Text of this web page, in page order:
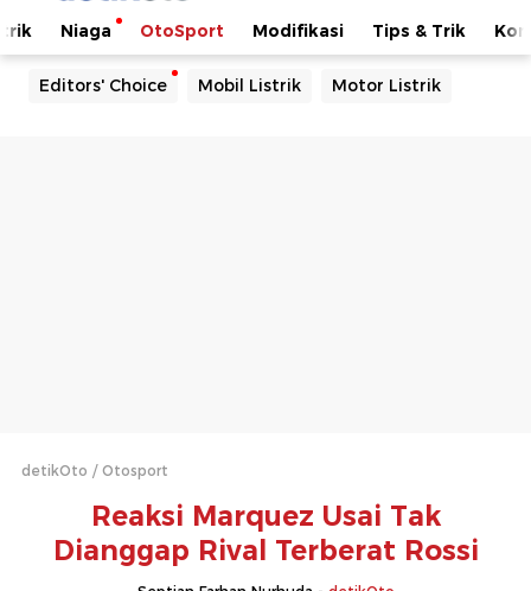
Niaga OtoSport Modifikasi Tips & Trik
Editors' Choice Mobil Listrik Motor Listrik
detikOto Otosport
Reaksi Marquez Usai Tak
Dianggap Rival Terberat Rossi